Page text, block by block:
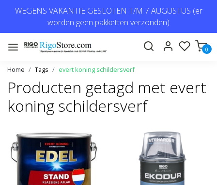
WEGENS VAKANTIE GESLOTEN T/M 7 AUGUSTUS (er
worden geen pakketten verzonden)
0
Home Tags evert koning schildersverf
Producten getagd met evert
koning schildersverf